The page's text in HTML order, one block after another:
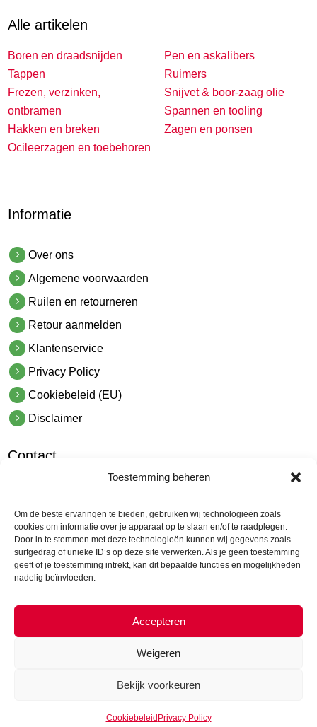
Toestemming beheren
Om de beste ervaringen te bieden, gebruiken wij technologieën zoals
cookies om informatie over je apparaat op te slaan en/of te raadplegen.
Door in te stemmen met deze technologieën kunnen wij gegevens zoals
surfgedrag of unieke ID’s op deze site verwerken. Als je geen toestemming
geeft of je toestemming intrekt, kan dit bepaalde functies en mogelijkheden
nadelig beïnvloeden.
Accepteren
Weigeren
Bekijk voorkeuren
Cookiebeleid Privacy Policy
Alle artikelen
Boren en draadsnijden
Tappen
Frezen, verzinken,
ontbramen
Hakken en breken
Ocileerzagen en toebehoren
Pen en askalibers
Ruimers
Snijvet & boor-zaag olie
Spannen en tooling
Zagen en ponsen
Informatie
Over ons
Algemene voorwaarden
Ruilen en retourneren
Retour aanmelden
Klantenservice
Privacy Policy
Cookiebeleid (EU)
Disclaimer
Contact
t.0228 53 00 40
e.info@hetindustriehuis.com
KVK 51483904
BTW NL850044522B01